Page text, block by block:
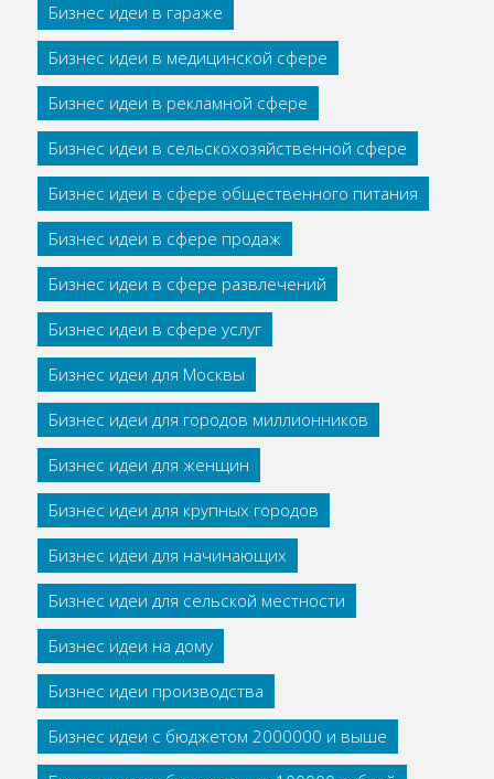
Бизнес идеи в гараже
Бизнес идеи в медицинской сфере
Бизнес идеи в рекламной сфере
Бизнес идеи в сельскохозяйственной сфере
Бизнес идеи в сфере общественного питания
Бизнес идеи в сфере продаж
Бизнес идеи в сфере развлечений
Бизнес идеи в сфере услуг
Бизнес идеи для Москвы
Бизнес идеи для городов миллионников
Бизнес идеи для женщин
Бизнес идеи для крупных городов
Бизнес идеи для начинающих
Бизнес идеи для сельской местности
Бизнес идеи на дому
Бизнес идеи производства
Бизнес идеи с бюджетом 2000000 и выше